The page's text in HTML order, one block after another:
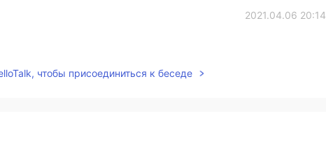
2021.04.06 20:14
чтобы присоединиться к беседе